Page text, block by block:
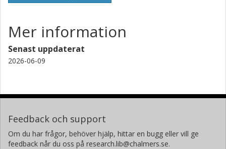
Mer information
Senast uppdaterat
2026-06-09
Feedback och support
Om du har frågor, behöver hjälp, hittar en bugg eller vill ge
feedback når du oss på research.lib@chalmers.se.